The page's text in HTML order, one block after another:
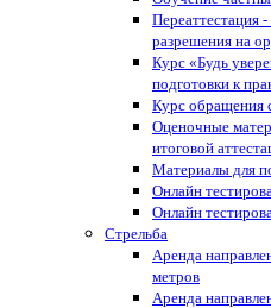
Переаттестация
разрешения на
Курс «Будь
подготовки к
Курс обращения
Оценочные
итоговой
Материалы для
Онлайн
Онлайн
Стрельба
Аренда
метров
Аренда